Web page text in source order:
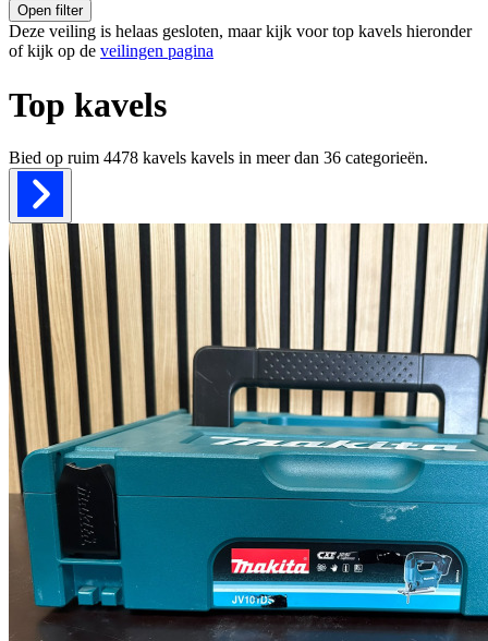
Open filter
Deze veiling is helaas gesloten, maar kijk voor top kavels hieronder
of kijk op de veilingen pagina
Top kavels
Bied op ruim 4478 kavels kavels in meer dan 36 categorieën.